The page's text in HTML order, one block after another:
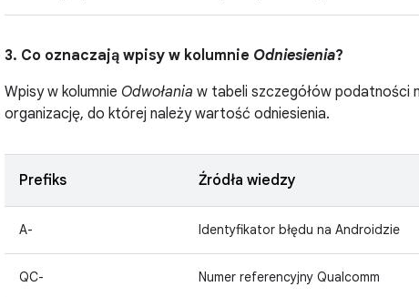
3. Co oznaczają wpisy w kolumnie Odniesienia?
Wpisy w kolumnie Odwołania w tabeli szczegółów podatności
organizację, do której należy wartość odniesienia.
Prefiks Źródła wiedzy
A- Identyfikator błędu na Androidzie
QC- Numer referencyjny Qualcomm